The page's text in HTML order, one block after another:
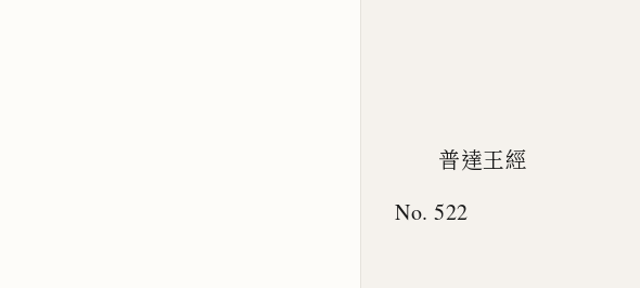
普達王經
No. 522